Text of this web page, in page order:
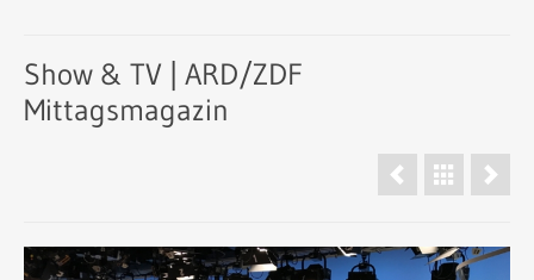
Show & TV | ARD/ZDF
Mittagsmagazin